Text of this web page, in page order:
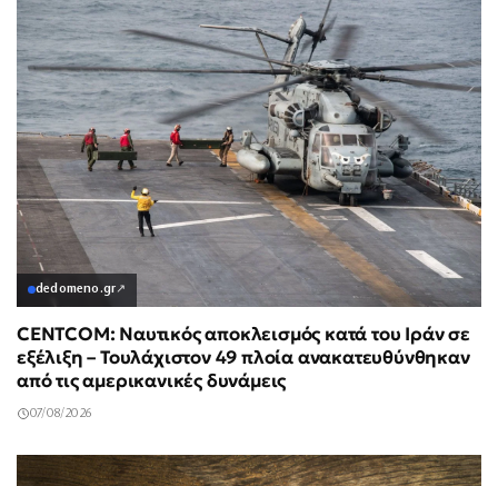
dedomeno.gr↗
CENTCOM: Ναυτικός αποκλεισμός κατά του Ιράν σε
εξέλιξη – Τουλάχιστον 49 πλοία ανακατευθύνθηκαν
από τις αμερικανικές δυνάμεις
07/08/2026